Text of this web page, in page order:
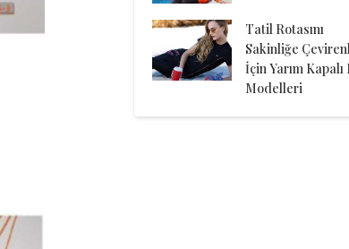
Tatil Rotasını
Sakinliğe
İçin Yarım
Modelleri